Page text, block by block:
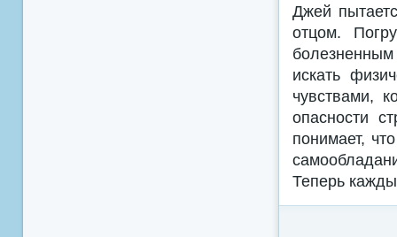
Джей
отцом.
искать
чувствами,
опасности
понимает,
Теперь